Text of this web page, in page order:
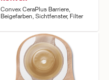
Convex CeraPlus Barriere,
Beigefarben, Sichtfenster, Filter